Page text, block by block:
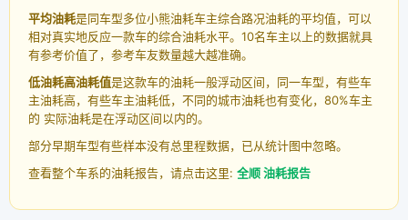
平均油耗是同车型多位小熊油耗车主综合路况油耗的平均值，可以
相对真实地反应一款车的综合油耗水平。10名车主以上的数据就具
有参考价值了，参考车友数量越大越准确。
低油耗高油耗值是这款车的油耗一般浮动区间，同一车型，有些车
主油耗高，有些车主油耗低，不同的城市油耗也有变化，80%车主
的 实际油耗是在浮动区间以内的。
部分早期车型有些样本没有总里程数据，已从统计图中忽略。
查看整个车系的油耗报告，请点击这里: 全顺 油耗报告